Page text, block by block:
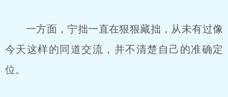
一方面，宁拙一直在狠狠藏拙，从未有过像
今天这样的同道交流，并不清楚自己的准确定
位。